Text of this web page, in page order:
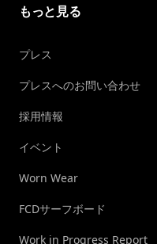
もっと見る
プレス
プレスへのお問い合わせ
採用情報
イベント
Worn Wear
FCDサーフボード
Work in Progress Report